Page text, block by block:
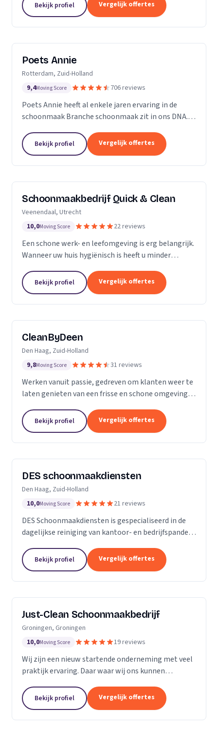
dakgoten...
Bekijk profiel Vergelijk offertes
Poets Annie
Rotterdam, Zuid-Holland
9,4Moving Score 706 reviews
Poets Annie heeft al enkele jaren ervaring in de
schoonmaak Branche schoonmaak zit in ons DNA.
Kantoor panden Scholen Zwembaden Vakantie
parkeren Traphuizen...
Bekijk profiel Vergelijk offertes
Schoonmaakbedrijf Quick & Clean
Veenendaal, Utrecht
10,0Moving Score 22 reviews
Een schone werk- en leefomgeving is erg belangrijk.
Wanneer uw huis hygiënisch is heeft u minder
een goede indruk op anderen, als uw bedrijfspand...
Bekijk profiel Vergelijk offertes
CleanByDeen
Den Haag, Zuid-Holland
9,8Moving Score 31 reviews
Werken vanuit passie, gedreven om klanten weer te
laten genieten van een frisse en schone omgeving.
Beleef het weer als nieuw! Het bedrijf voor uw...
Bekijk profiel Vergelijk offertes
DES schoonmaakdiensten
Den Haag, Zuid-Holland
10,0Moving Score 21 reviews
DES Schoonmaakdiensten is gespecialiseerd in de
dagelijkse reiniging van kantoor- en bedrijfspanden
ervaring in de glas- en gevelreiniging. Maar met...
Bekijk profiel Vergelijk offertes
Just-Clean Schoonmaakbedrijf
Groningen, Groningen
10,0Moving Score 19 reviews
Wij zijn een nieuw startende onderneming met veel
praktijk ervaring. Daar waar wij ons kunnen
schijven. Direct antwoord en flexibele
inzetbaarheid....
Bekijk profiel Vergelijk offertes